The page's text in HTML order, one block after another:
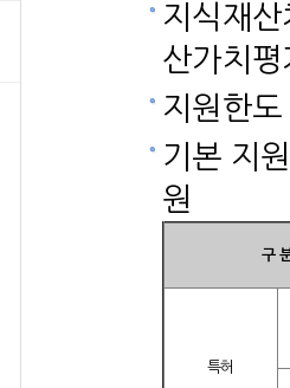
지식재
산가치
지원한도
기본 지
원
구
특허